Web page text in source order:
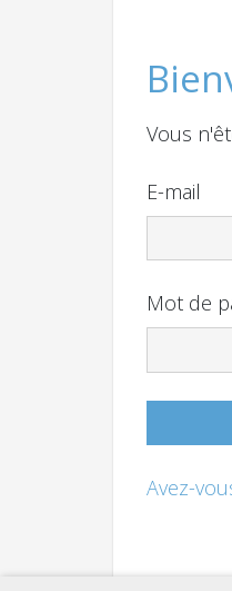
Vous
E-mail
Mot de
Avez-